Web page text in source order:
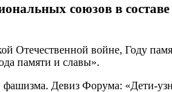
союзов в
Отечественной войне, Году
памяти и славы».
Девиз Форума: «Дети-